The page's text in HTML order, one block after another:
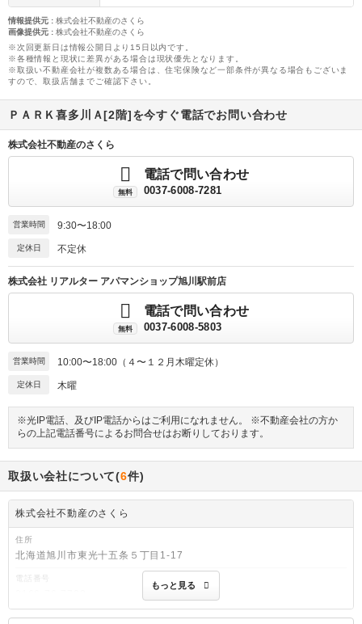
情報提供元 : 株式会社不動産のさくら
画像提供元 : 株式会社不動産のさくら
※次回更新日は情報公開日より15日以内です。
※各種情報と現状に差異がある場合は現状優先となります。
※取扱い不動産会社が複数ある場合は、住宅保険など一部条件が異なる場合もございま
すので、取扱店舗までご確認下さい。
ＰＡＲＫ喜多川Ａ[2階]を今すぐ電話でお問い合わせ
株式会社不動産のさくら
無料
電話で問い合わせ
0037-6008-7281
営業時間 9:30〜18:00
定休日 不定休
株式会社 リアルター アパマンショップ旭川駅前店
無料
電話で問い合わせ
0037-6008-5803
営業時間 10:00〜18:00（４〜１２月木曜定休）
定休日 木曜
※光IP電話、及びIP電話からはご利用になれません。 ※不動産会社の方か
らの上記電話番号によるお問合せはお断りしております。
取扱い会社について(6件)
株式会社不動産のさくら
住所
北海道旭川市東光十五条５丁目1-17
電話番号
免許番号
もっと見る